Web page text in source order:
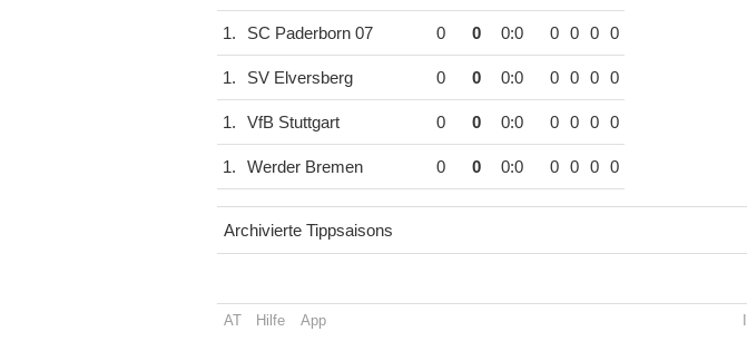
1. SC Paderborn 07 0 0 0:0 0 0 0 0
1. SV Elversberg 0 0 0:0 0 0 0 0
1. VfB Stuttgart 0 0 0:0 0 0 0 0
1. Werder Bremen 0 0 0:0 0 0 0 0
Archivierte Tippsaisons
AT Hilfe App